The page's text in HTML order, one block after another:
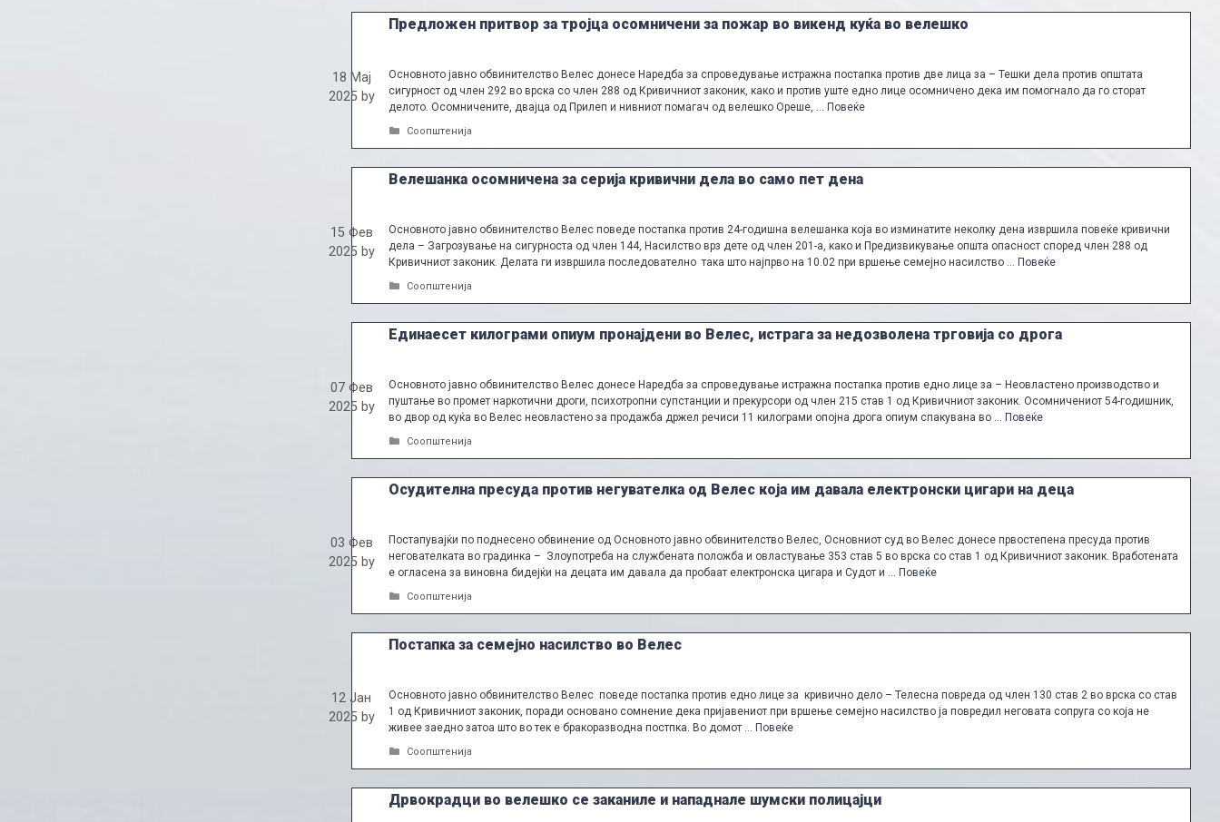
Прeдложен притвор за тројца осомничени за пожар во викенд куќа во велешко
18 Мај
2025 by
Основното јавно обвинителство Велес донесе Наредба за спроведување истражна постапка против две лица за – Тешки дела против општата
сигурност од член 292 во врска со член 288 од Кривичниот законик, како и против уште едно лице осомничено дека им помогнало да го сторат
делото. Осомничените, двајца од Прилеп и нивниот помагач од велешко Ореше, … Повеќе
Categories
Соопштенија
Велешанка осомничена за серија кривични дела во само пет дена
15 Фев
2025 by
Основното јавно обвинителство Велес поведе постапка против 24-годишна велешанка која во изминатите неколку дена извршила повеќе кривични
дела – Загрозување на сигурноста од член 144, Насилство врз дете од член 201-а, како и Предизвикување општа опасност според член 288 од
Кривичниот законик. Делата ги извршила последователно така што најпрво на 10.02 при вршење семејно насилство … Повеќе
Categories
Соопштенија
Единаесет килограми опиум пронајдени во Велес, истрага за недозволена трговија со дрога
07 Фев
2025 by
Основното јавно обвинителство Велес донесе Наредба за спроведување истражна постапка против едно лице за – Неовластено производство и
пуштање во промет наркотични дроги, психотропни супстанции и прекурсори од член 215 став 1 од Кривичниот законик. Осомничениот 54-годишник,
во двор од куќа во Велес неовластено за продажба држел речиси 11 килограми опојна дрога опиум спакувана во … Повеќе
Categories
Соопштенија
Осудителна пресуда против негувателка од Велес која им давала електронски цигари на деца
03 Фев
2025 by
Постапувајќи по поднесено обвинение од Основното јавно обвинителство Велес, Основниот суд во Велес донесе првостепена пресуда против
негователката во градинка – Злоупотреба на службената положба и овластување 353 став 5 во врска со став 1 од Кривичниот законик. Вработената
е огласена за виновна бидејќи на децата им давала да пробаат електронска цигара и Судот и … Повеќе
Categories
Соопштенија
Постапка за семејно насилство во Велес
12 Јан
2025 by
Основното јавно обвинителство Велес поведе постапка против едно лице за кривично дело – Телесна повреда од член 130 став 2 во врска со став
1 од Кривичниот законик, поради основано сомнение дека пријавениот при вршење семејно насилство ја повредил неговата сопруга со која не
живее заедно затоа што во тек е бракоразводна постпка. Во домот … Повеќе
Categories
Соопштенија
Дрвокрадци во велешко се заканиле и нападнале шумски полицајци